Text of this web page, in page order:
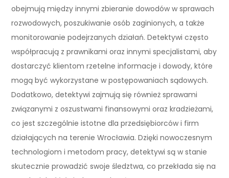
obejmują między innymi zbieranie dowodów w sprawach
rozwodowych, poszukiwanie osób zaginionych, a także
monitorowanie podejrzanych działań. Detektywi często
współpracują z prawnikami oraz innymi specjalistami, aby
dostarczyć klientom rzetelne informacje i dowody, które
mogą być wykorzystane w postępowaniach sądowych.
Dodatkowo, detektywi zajmują się również sprawami
związanymi z oszustwami finansowymi oraz kradzieżami,
co jest szczególnie istotne dla przedsiębiorców i firm
działających na terenie Wrocławia. Dzięki nowoczesnym
technologiom i metodom pracy, detektywi są w stanie
skutecznie prowadzić swoje śledztwa, co przekłada się na